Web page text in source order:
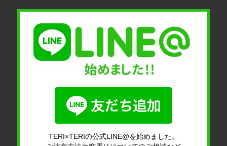
TERI×TERIの公式LINE@を始めました。